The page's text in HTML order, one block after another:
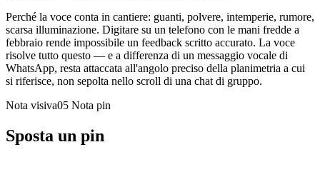
Perché la voce conta in cantiere: guanti, polvere, intemperie, rumore,
scarsa illuminazione. Digitare su un telefono con le mani fredde a
febbraio rende impossibile un feedback scritto accurato. La voce
risolve tutto questo — e a differenza di un messaggio vocale di
WhatsApp, resta attaccata all'angolo preciso della planimetria a cui
si riferisce, non sepolta nello scroll di una chat di gruppo.
Nota visiva05 Nota pin
Sposta un pin